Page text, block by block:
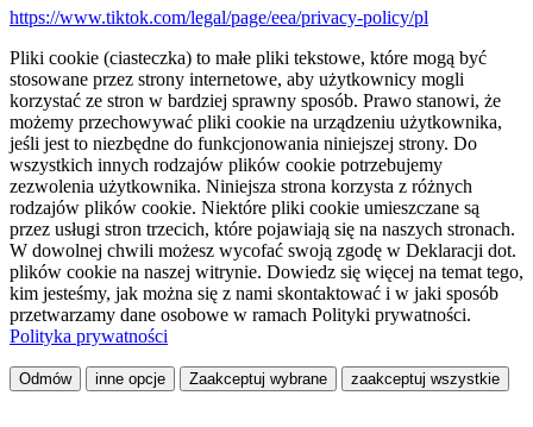
https://www.tiktok.com/legal/page/eea/privacy-policy/pl
Pliki cookie (ciasteczka) to małe pliki tekstowe, które mogą być
stosowane przez strony internetowe, aby użytkownicy mogli
korzystać ze stron w bardziej sprawny sposób. Prawo stanowi, że
możemy przechowywać pliki cookie na urządzeniu użytkownika,
jeśli jest to niezbędne do funkcjonowania niniejszej strony. Do
wszystkich innych rodzajów plików cookie potrzebujemy
zezwolenia użytkownika. Niniejsza strona korzysta z różnych
rodzajów plików cookie. Niektóre pliki cookie umieszczane są
przez usługi stron trzecich, które pojawiają się na naszych stronach.
W dowolnej chwili możesz wycofać swoją zgodę w Deklaracji dot.
plików cookie na naszej witrynie. Dowiedz się więcej na temat tego,
kim jesteśmy, jak można się z nami skontaktować i w jaki sposób
przetwarzamy dane osobowe w ramach Polityki prywatności.
Polityka prywatności
Odmów inne opcje Zaakceptuj wybrane zaakceptuj wszystkie